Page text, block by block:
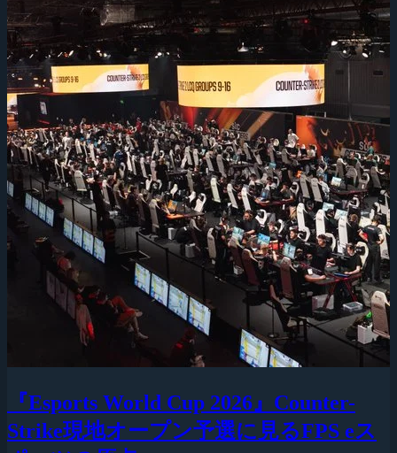
『Esports World Cup 2026』Counter-
Strike現地オープン予選に見るFPS eス